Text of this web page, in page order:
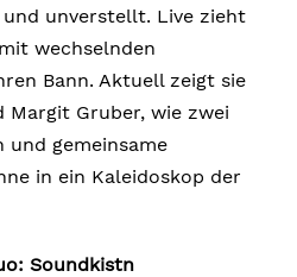
unverstellt. Live zieht
wechselnden
Bann. Aktuell zeigt sie
Gruber, wie zwei
und gemeinsame
in ein Kaleidoskop der
Soundkistn